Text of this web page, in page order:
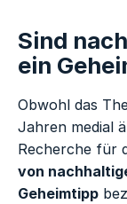
Sind
ein
Obwohl das
Jahren medial
Recherche für
von
Geheimtipp